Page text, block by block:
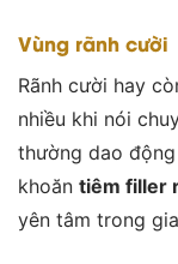
Vùng rãnh cười
Rãnh cười hay
nhiều khi nói
thường dao
khoăn tiêm filler
yên tâm trong